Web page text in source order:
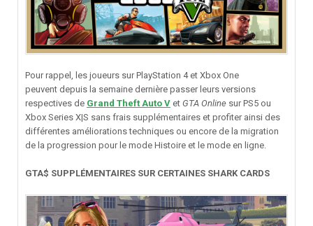
Pour rappel, les joueurs sur PlayStation 4 et Xbox One
peuvent depuis la semaine dernière passer leurs versions
respectives de Grand Theft Auto V et GTA Online sur PS5 ou
Xbox Series X|S sans frais supplémentaires et profiter ainsi des
différentes améliorations techniques ou encore de la migration
de la progression pour le mode Histoire et le mode en ligne.
GTA$ SUPPLÉMENTAIRES SUR CERTAINES SHARK CARDS